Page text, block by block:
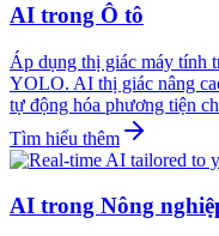
AI trong Ô tô
Áp dụng thị giác máy tính
YOLO. AI thị giác nâng
tự động hóa phương tiện
Tìm hiểu thêm
AI trong Nông